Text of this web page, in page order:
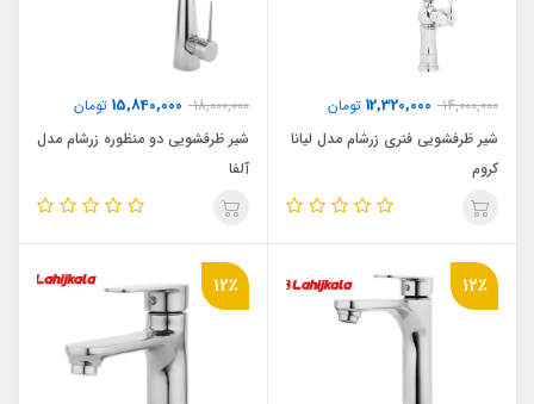
14,000,000
12,320,000 تومان
شیر ظرفشویی فنری زرشام مدل لیانا
کروم
18,000,000
15,840,000 تومان
شیر ظرفشویی دو منظوره زرشام مدل
آلفا
12٪ 12٪